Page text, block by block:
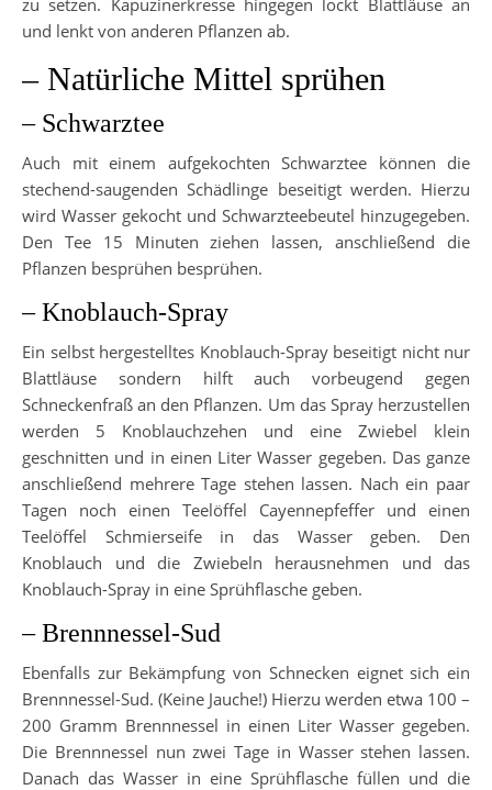
und lenkt von anderen Pflanzen ab.
– Natürliche Mittel sprühen
– Schwarztee
Auch mit einem aufgekochten Schwarztee können die
stechend-saugenden Schädlinge beseitigt werden. Hierzu
wird Wasser gekocht und Schwarzteebeutel hinzugegeben.
Den Tee 15 Minuten ziehen lassen, anschließend die
Pflanzen besprühen besprühen.
– Knoblauch-Spray
Ein selbst hergestelltes Knoblauch-Spray beseitigt nicht nur
Blattläuse sondern hilft auch vorbeugend gegen
Schneckenfraß an den Pflanzen. Um das Spray herzustellen
werden 5 Knoblauchzehen und eine Zwiebel klein
geschnitten und in einen Liter Wasser gegeben. Das ganze
anschließend mehrere Tage stehen lassen. Nach ein paar
Tagen noch einen Teelöffel Cayennepfeffer und einen
Teelöffel Schmierseife in das Wasser geben. Den
Knoblauch und die Zwiebeln herausnehmen und das
Knoblauch-Spray in eine Sprühflasche geben.
– Brennnessel-Sud
Ebenfalls zur Bekämpfung von Schnecken eignet sich ein
Brennnessel-Sud. (Keine Jauche!) Hierzu werden etwa 100 –
200 Gramm Brennnessel in einen Liter Wasser gegeben.
Die Brennnessel nun zwei Tage in Wasser stehen lassen.
Danach das Wasser in eine Sprühflasche füllen und die